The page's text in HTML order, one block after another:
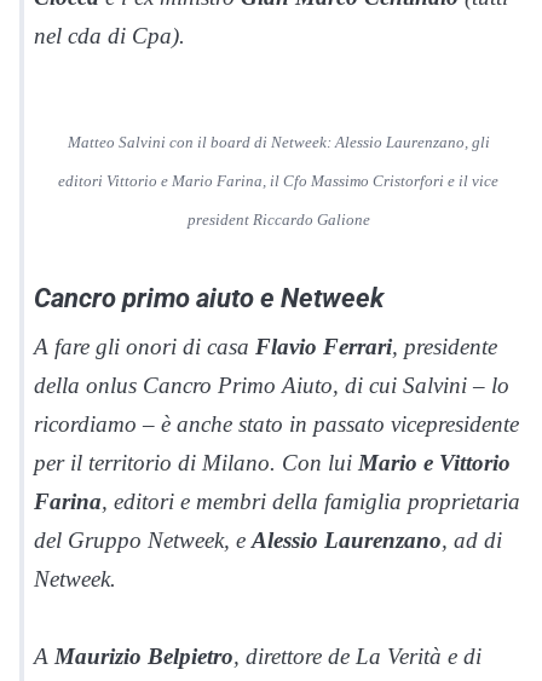
nel cda di Cpa).
Matteo Salvini con il board di Netweek: Alessio Laurenzano, gli
editori Vittorio e Mario Farina, il Cfo Massimo Cristorfori e il vice
president Riccardo Galione
Cancro primo aiuto e Netweek
A fare gli onori di casa Flavio Ferrari, presidente
della onlus Cancro Primo Aiuto, di cui Salvini – lo
ricordiamo – è anche stato in passato vicepresidente
per il territorio di Milano. Con luiMario e Vittorio
Farina, editori e membri della famiglia proprietaria
del Gruppo Netweek, eAlessio Laurenzano, ad di
Netweek.
AMaurizio Belpietro, direttore de La Verità e di